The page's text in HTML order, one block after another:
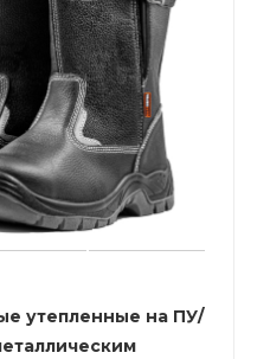
утепленные на ПУ/